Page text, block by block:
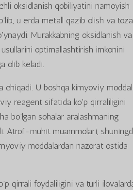
oksidlanish qobiliyatini namoyish
u erda metall qazib olish va
Murakkabning oksidlanish va
optimallashtirish imkonini
olib keladi.
chiqadi. U boshqa kimyoviy
reagent sifatida ko'p qirraliligini
bo'lgan sohalar aralashmaning
Atrof-muhit muammolari,
moddalardan nazorat ostida
qirrali foydaliligini va turli